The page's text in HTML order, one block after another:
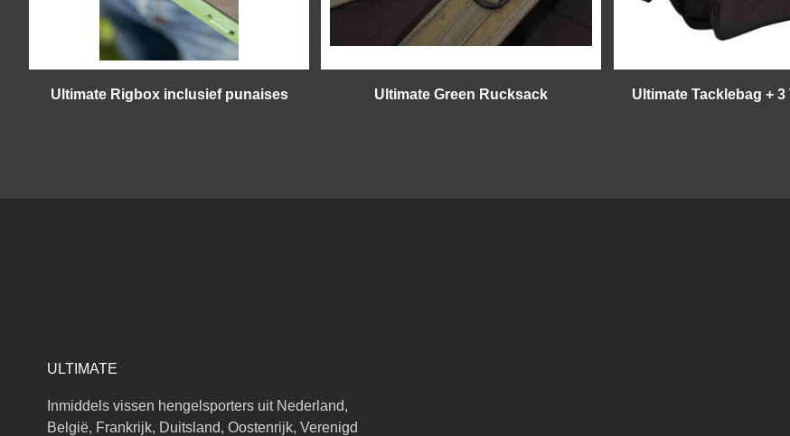
Ultimate Rigbox inclusief punaises Ultimate Green Rucksack Ultimate Tacklebag +
ULTIMATE
Inmiddels vissen hengelsporters uit Nederland,
België, Frankrijk, Duitsland, Oostenrijk, Verenigd